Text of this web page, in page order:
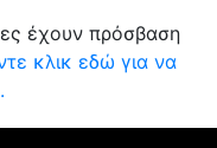
έχουν πρόσβαση
κλικ εδώ για να